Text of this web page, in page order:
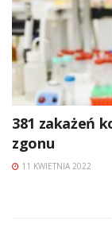
381 zakażeń
zgonu
11 KWIETNIA 2022